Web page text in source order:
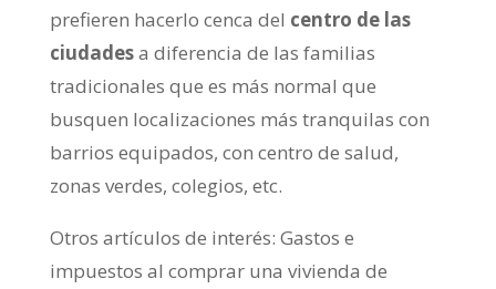
prefieren hacerlo cenca del centro de las
ciudadesa diferencia de las familias
tradicionales que es más normal que
busquen localizaciones más tranquilas con
barrios equipados, con centro de salud,
zonas verdes, colegios, etc.
Otros artículos de interés: Gastos e
impuestos al comprar una vivienda de